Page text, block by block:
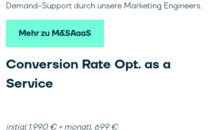
Demand-Support durch unsere Marketing Engineers.
Mehr zu M&SAaaS
Conversion Rate Opt. as a
Service
initial 1.990 € + monatl. 699 €